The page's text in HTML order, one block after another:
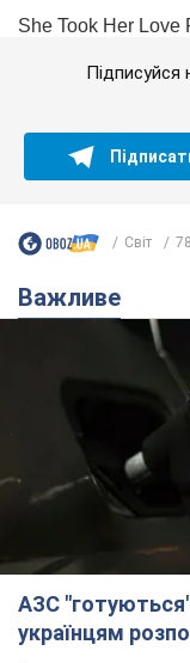
Підписуйся
Світ
Важливе
АЗС
українцям